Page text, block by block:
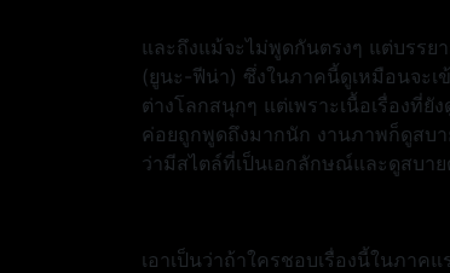
และถึงแม้จะไม่พูดกันตรงๆ แต่บรรย
(ยูนะ-ฟีน่า) ซึ่งในภาคนี้ดูเหมือนจะ
ต่างโลกสนุกๆ แต่เพราะเนื้อเรื่องที่
ค่อยถูกพูดถึงมากนัก งานภาพก็ดูสบา
ว่ามีสไตล์ที่เป็นเอกลักษณ์และดูสบาย
เอาเป็นว่าถ้าใครชอบเรื่องนี้ในภา